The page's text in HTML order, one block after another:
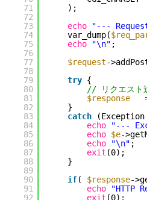
71
72
73
74
75
76
77
78
79
80
81
82
83
84
85
86
87
88
89
90
91
92
);
echo
"---
var_dump(
echo
"\n" ;
$request-
try {
// リクエスト
$response
}
catch
(Exception
echo
"---
echo $e-
echo
"\n" ;
exit (0);
}
if( $response-
echo
"HTTP
exit (0);